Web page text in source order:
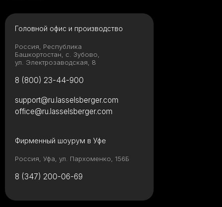
Головной офис и производство
Россия, Республика
Башкортостан, с. Зубово,
ул. Электрозаводская, 8
8 (800) 23-44-900
Фирменный шоурум в Уфе
Россия, Уфа, ул. Пархоменко, 156Б
8 (347) 200-06-69
support@ru.lasselsberger.com
office@ru.lasselsberger.com